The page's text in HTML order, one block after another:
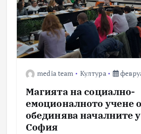
media team Култура
Магията на социално-
емоционалното учене
обединява началните
София